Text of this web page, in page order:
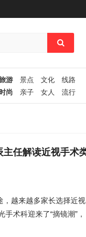
游 景点 文化
线路
时尚
亲子 女人 流行
任解读近视手术
，越来越多家长选择近视
术科迎来了“摘镜潮”，